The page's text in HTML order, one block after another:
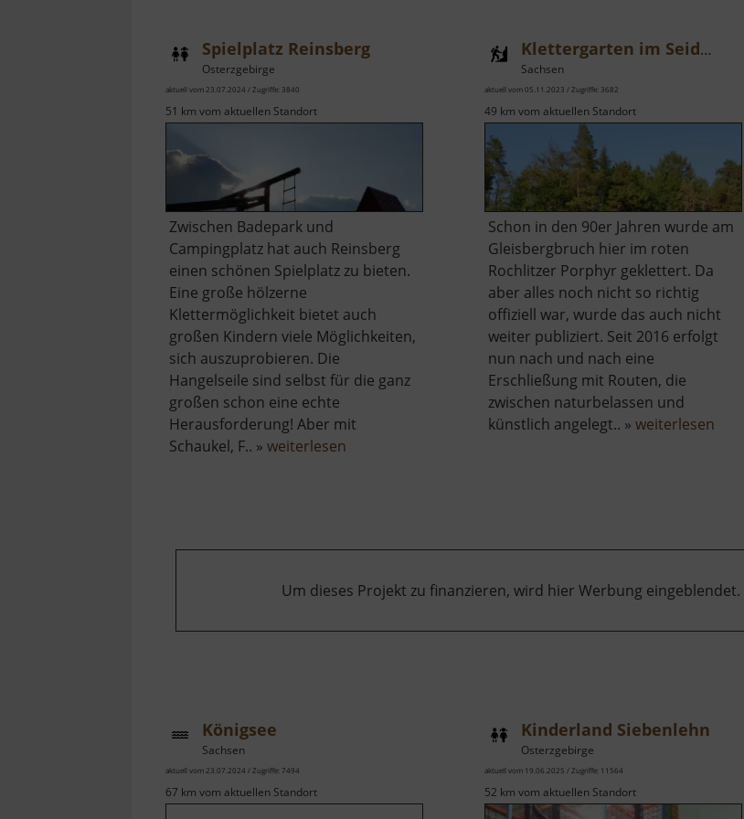
Spielplatz Reinsberg
Osterzgebirge
aktuell vom 23.07.2024 / Zugriffe: 3840
51 km vom aktuellen Standort
Zwischen Badepark und
Campingplatz hat auch Reinsberg
einen schönen Spielplatz zu bieten.
Eine große hölzerne
Klettermöglichkeit bietet auch
großen Kindern viele Möglichkeiten,
sich auszuprobieren. Die
Hangelseile sind selbst für die ganz
großen schon eine echte
Herausforderung! Aber mit
Schaukel, F.. » weiterlesen
Klettergarten im Seidelbruch
Sachsen
aktuell vom 05.11.2023 / Zugriffe: 3682
49 km vom aktuellen Standort
Schon in den 90er Jahren wurde am
Gleisbergbruch hier im roten
Rochlitzer Porphyr geklettert. Da
aber alles noch nicht so richtig
offiziell war, wurde das auch nicht
weiter publiziert. Seit 2016 erfolgt
nun nach und nach eine
Erschließung mit Routen, die
zwischen naturbelassen und
künstlich angelegt.. »weiterlesen
Um dieses Projekt zu finanzieren, wird hier Werbung eingeblendet.
Königsee
Sachsen
aktuell vom 23.07.2024 / Zugriffe: 7494
67 km vom aktuellen Standort
Kinderland Siebenlehn
Osterzgebirge
aktuell vom 19.06.2025 / Zugriffe: 11564
52 km vom aktuellen Standort